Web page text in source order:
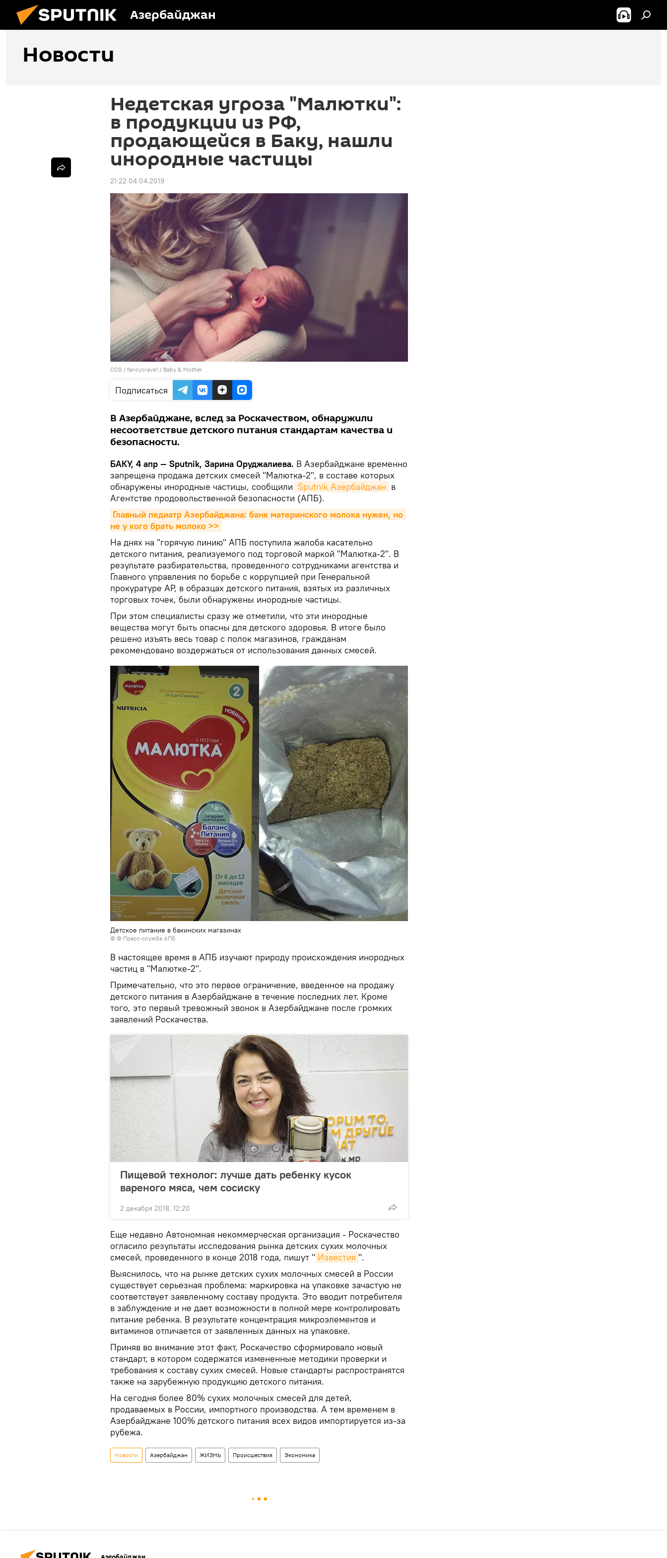
Азербайджан
Новости
Недетская угроза "Малютки":
в продукции из РФ,
продающейся в Баку, нашли
инородные частицы
21:22 04.04.2019
CC0 / fancycrave1 / Baby & Mother
Подписаться
В Азербайджане, вслед за Роскачеством, обнаружили
несоответствие детского питания стандартам качества и
безопасности.
БАКУ, 4 апр — Sputnik, Зарина Оруджалиева. В Азербайджане временно
запрещена продажа детских смесей "Малютка-2", в составе которых
обнаружены инородные частицы, сообщили Sputnik Азербайджан в
Агентстве продовольственной безопасности (АПБ).
Главный педиатр Азербайджана: банк материнского молока нужен, но
не у кого брать молоко >>
На днях на "горячую линию" АПБ поступила жалоба касательно
детского питания, реализуемого под торговой маркой "Малютка-2". В
результате разбирательства, проведенного сотрудниками агентства и
Главного управления по борьбе с коррупцией при Генеральной
прокуратуре АР, в образцах детского питания, взятых из различных
торговых точек, были обнаружены инородные частицы.
При этом специалисты сразу же отметили, что эти инородные
вещества могут быть опасны для детского здоровья. В итоге было
решено изъять весь товар с полок магазинов, гражданам
рекомендовано воздержаться от использования данных смесей.
Детское питание в бакинских магазинах
© © Пресс-служба АПБ
В настоящее время в АПБ изучают природу происхождения инородных
частиц в "Малютке-2".
Примечательно, что это первое ограничение, введенное на продажу
детского питания в Азербайджане в течение последних лет. Кроме
того, это первый тревожный звонок в Азербайджане после громких
заявлений Роскачества.
Пищевой технолог: лучше дать ребенку кусок
вареного мяса, чем сосиску
2 декабря 2018, 12:20
Еще недавно Автономная некоммерческая организация - Роскачество
огласило результаты исследования рынка детских сухих молочных
смесей, проведенного в конце 2018 года, пишут " Известия ".
Выяснилось, что на рынке детских сухих молочных смесей в России
существует серьезная проблема: маркировка на упаковке зачастую не
соответствует заявленному составу продукта. Это вводит потребителя
в заблуждение и не дает возможности в полной мере контролировать
питание ребенка. В результате концентрация микроэлементов и
витаминов отличается от заявленных данных на упаковке.
Приняв во внимание этот факт, Роскачество сформировало новый
стандарт, в котором содержатся измененные методики проверки и
требования к составу сухих смесей. Новые стандарты распространятся
также на зарубежную продукцию детского питания.
На сегодня более 80% сухих молочных смесей для детей,
продаваемых в России, импортного производства. А тем временем в
Азербайджане 100% детского питания всех видов импортируется из-за
рубежа.
Новости Азербайджан ЖИЗНЬ Происшествия Экономика